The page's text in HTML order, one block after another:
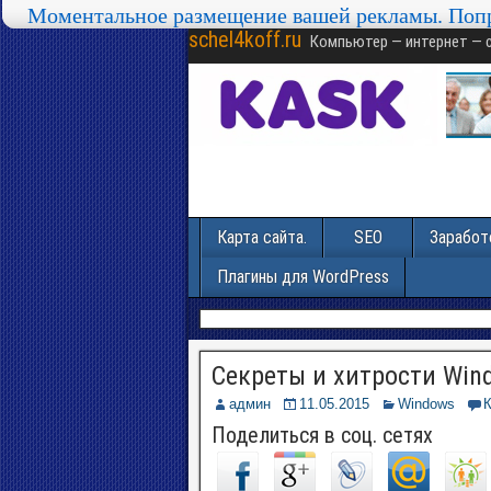
Моментальное размещение вашей рекламы.
schel4koff.ru Компьютер — интернет —
Карта сайта. SEO
Плагины для WordPress
Секреты и хитрости
админ 11.05.2015 Windows
Поделиться в соц. сетях
Моментальное размещение вашей рекламы.